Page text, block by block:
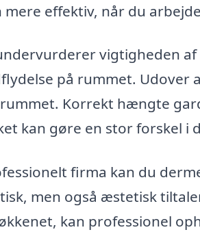
mere effektiv, når du
vigtigheden
på rummet. Udover
Korrekt hængte
kan gøre en stor forskel i
firma kan du
men også æstetisk
kan professionel